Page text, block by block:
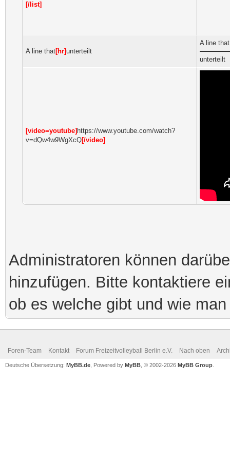
[/list]
A line that[hr]unterteilt
A line that
unterteilt
[video=youtube] https://www.youtube.com/watch?
v=dQw4w9WgXcQ[/video]
Administratoren können
hinzufügen. Bitte kontaktiere
ob es welche gibt und wie
Foren-Team Kontakt Forum Freizeitvolleyball Berlin e.V. Nach oben
Deutsche Übersetzung: MyBB.de , Powered by MyBB , © 2002-2026 MyBB Group